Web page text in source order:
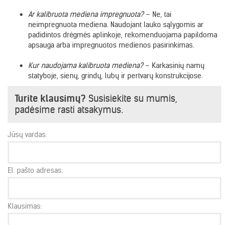
Ar kalibruota mediena impregnuota?– Ne, tai
neimpregnuota mediena. Naudojant lauko sąlygomis ar
padidintos drėgmės aplinkoje, rekomenduojama papildoma
apsauga arba impregnuotos medienos pasirinkimas.
Kur naudojama kalibruota mediena?– Karkasinių namų
statyboje, sienų, grindų, lubų ir pertvarų konstrukcijose.
Turite klausimų? Susisiekite su mumis,
padėsime rasti atsakymus.
Jūsų vardas:
El. pašto adresas:
Klausimas: